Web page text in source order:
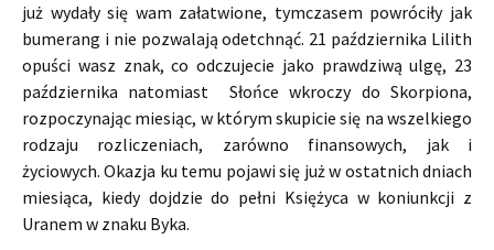
już wydały się wam załatwione, tymczasem powróciły jak
bumerang i nie pozwalają odetchnąć. 21 października Lilith
opuści wasz znak, co odczujecie jako prawdziwą ulgę, 23
października natomiast Słońce wkroczy do Skorpiona,
rozpoczynając miesiąc, w którym skupicie się na wszelkiego
rodzaju rozliczeniach, zarówno finansowych, jak i
życiowych. Okazja ku temu pojawi się już w ostatnich dniach
miesiąca, kiedy dojdzie do pełni Księżyca w koniunkcji z
Uranem w znaku Byka.